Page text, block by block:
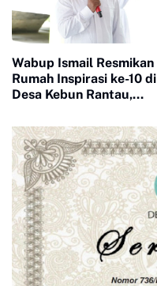
Wabup Ismail Resmikan
Rumah Inspirasi ke-10 di
Desa Kebun Rantau,
ARSA Foundation
Pascabencana